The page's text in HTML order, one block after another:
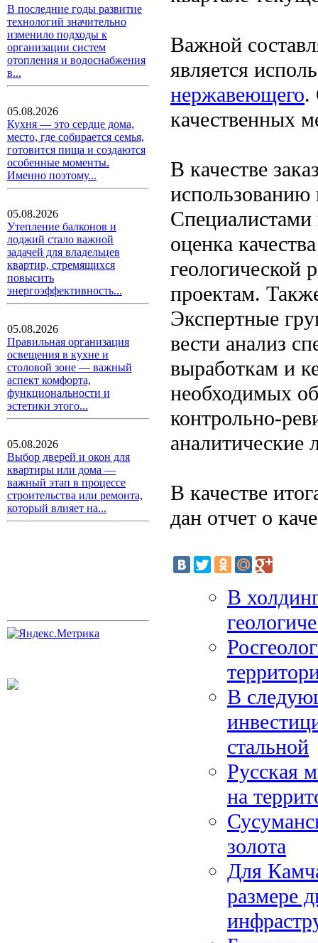
В последние годы развитие
технологий значительно
изменило подходы к
организации систем
отопления и водоснабжения
в...
05.08.2026
Кухня — это сердце дома,
место, где собирается семья,
готовится пища и создаются
особенные моменты.
Именно поэтому...
05.08.2026
Утепление балконов и
лоджий стало важной
задачей для владельцев
квартир, стремящихся
повысить
энергоэффективность...
05.08.2026
Правильная организация
освещения в кухне и
столовой зоне — важный
аспект комфорта,
функциональности и
эстетики этого...
05.08.2026
Выбор дверей и окон для
квартиры или дома —
важный этап в процессе
строительства или ремонта,
который влияет на...
Важной
является
нержавеющего.
качественных
В качестве
использованию
Специалистами
оценка
геологической
проектам.
Экспертные
вести анализ
выработкам и
необходимых
контрольно-
аналитические
В качестве
дан отчет о
В
В
стальной
Русская
на
золота
Для
размере